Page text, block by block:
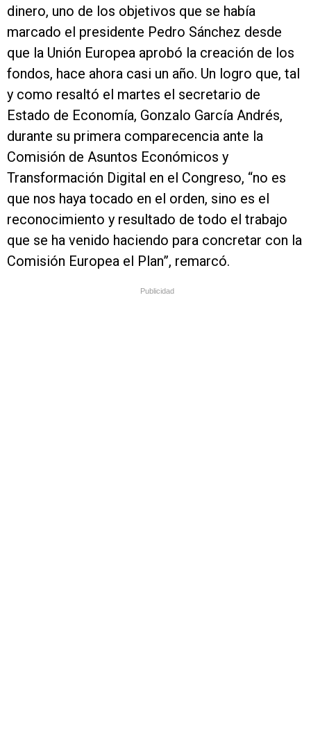
dinero, uno de los objetivos que se había
marcado el presidente Pedro Sánchez desde
que la Unión Europea aprobó la creación de los
fondos, hace ahora casi un año. Un logro que, tal
y como resaltó el martes el secretario de
Estado de Economía, Gonzalo García Andrés,
durante su primera comparecencia ante la
Comisión de Asuntos Económicos y
Transformación Digital en el Congreso, “no es
que nos haya tocado en el orden, sino es el
reconocimiento y resultado de todo el trabajo
que se ha venido haciendo para concretar con la
Comisión Europea el Plan”, remarcó.
Publicidad